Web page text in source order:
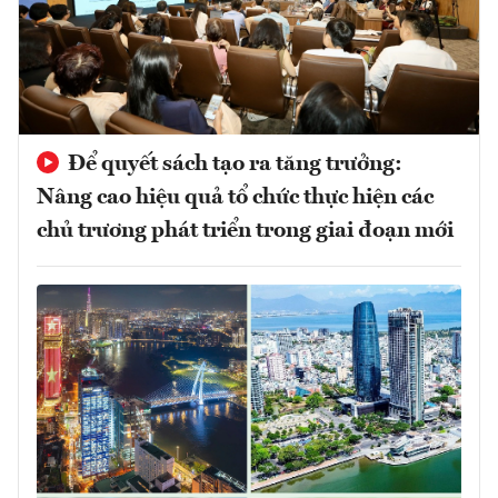
Để quyết sách tạo ra tăng trưởng:
Nâng cao hiệu quả tổ chức thực hiện các
chủ trương phát triển trong giai đoạn mới